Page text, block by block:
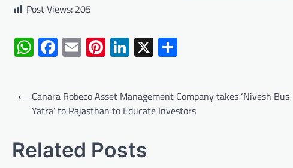
Post Views: 205
WhatsApp
Facebook
EmailPinterest
LinkedIn
X
Post
navigation
⟵Canara Robeco Asset Management Company takes ‘Nivesh Bus
Yatra’ to Rajasthan to Educate Investors
Related Posts